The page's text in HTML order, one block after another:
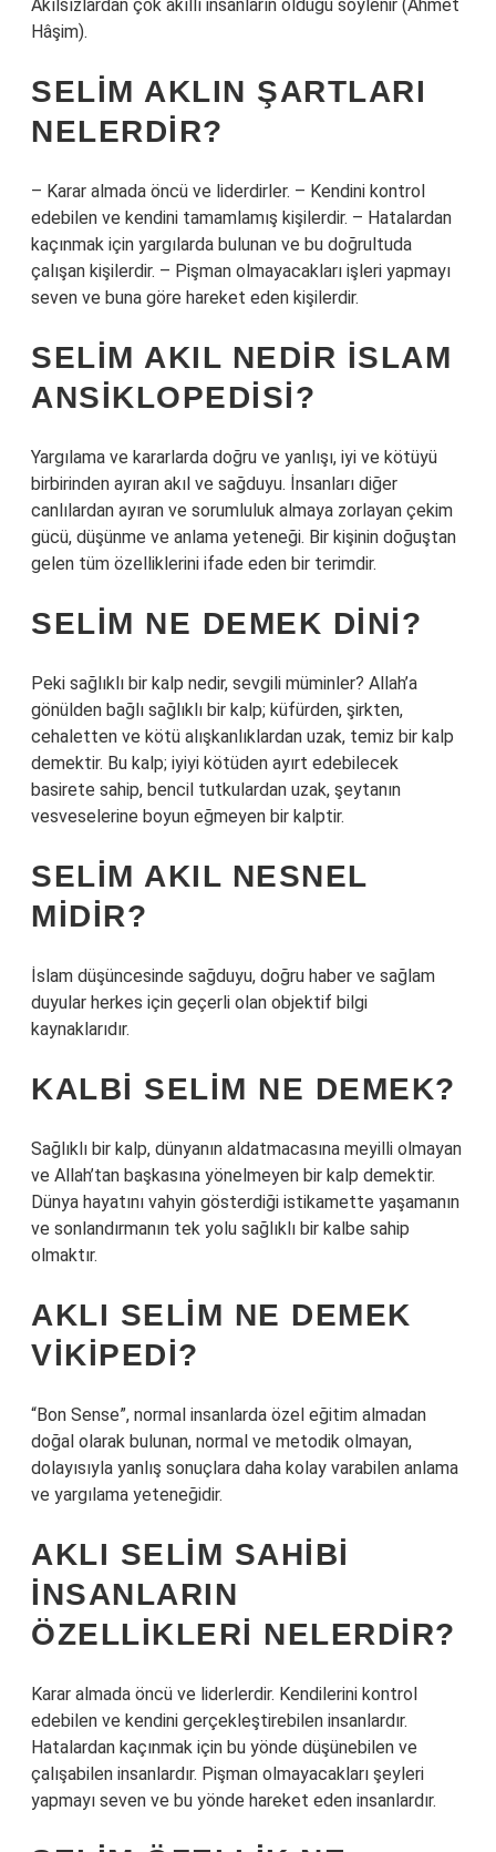
Akılsızlardan çok akıllı insanların olduğu söylenir (Ahmet
Hâşim).
SELIM AKLIN ŞARTLARI
NELERDIR?
– Karar almada öncü ve liderdirler. – Kendini kontrol
edebilen ve kendini tamamlamış kişilerdir. – Hatalardan
kaçınmak için yargılarda bulunan ve bu doğrultuda
çalışan kişilerdir. – Pişman olmayacakları işleri yapmayı
seven ve buna göre hareket eden kişilerdir.
SELIM AKIL NEDIR İSLAM
ANSIKLOPEDISI?
Yargılama ve kararlarda doğru ve yanlışı, iyi ve kötüyü
birbirinden ayıran akıl ve sağduyu. İnsanları diğer
canlılardan ayıran ve sorumluluk almaya zorlayan çekim
gücü, düşünme ve anlama yeteneği. Bir kişinin doğuştan
gelen tüm özelliklerini ifade eden bir terimdir.
SELIM NE DEMEK DINI?
Peki sağlıklı bir kalp nedir, sevgili müminler? Allah’a
gönülden bağlı sağlıklı bir kalp; küfürden, şirkten,
cehaletten ve kötü alışkanlıklardan uzak, temiz bir kalp
demektir. Bu kalp; iyiyi kötüden ayırt edebilecek
basirete sahip, bencil tutkulardan uzak, şeytanın
vesveselerine boyun eğmeyen bir kalptir.
SELIM AKIL NESNEL
MIDIR?
İslam düşüncesinde sağduyu, doğru haber ve sağlam
duyular herkes için geçerli olan objektif bilgi
kaynaklarıdır.
KALBI SELIM NE DEMEK?
Sağlıklı bir kalp, dünyanın aldatmacasına meyilli olmayan
ve Allah’tan başkasına yönelmeyen bir kalp demektir.
Dünya hayatını vahyin gösterdiği istikamette yaşamanın
ve sonlandırmanın tek yolu sağlıklı bir kalbe sahip
olmaktır.
AKLI SELIM NE DEMEK
VIKIPEDI?
“Bon Sense”, normal insanlarda özel eğitim almadan
doğal olarak bulunan, normal ve metodik olmayan,
dolayısıyla yanlış sonuçlara daha kolay varabilen anlama
ve yargılama yeteneğidir.
AKLI SELIM SAHIBI
INSANLARIN
ÖZELLIKLERI NELERDIR?
Karar almada öncü ve liderlerdir. Kendilerini kontrol
edebilen ve kendini gerçekleştirebilen insanlardır.
Hatalardan kaçınmak için bu yönde düşünebilen ve
çalışabilen insanlardır. Pişman olmayacakları şeyleri
yapmayı seven ve bu yönde hareket eden insanlardır.